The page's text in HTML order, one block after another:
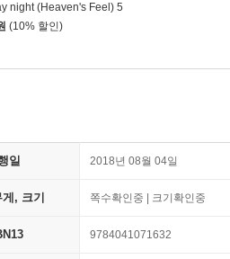
night (Heaven's Feel) 5
(10% 할인)
일 2018년 08월 04일
, 크기 쪽수확인중 | 크기확인중
9784041071632